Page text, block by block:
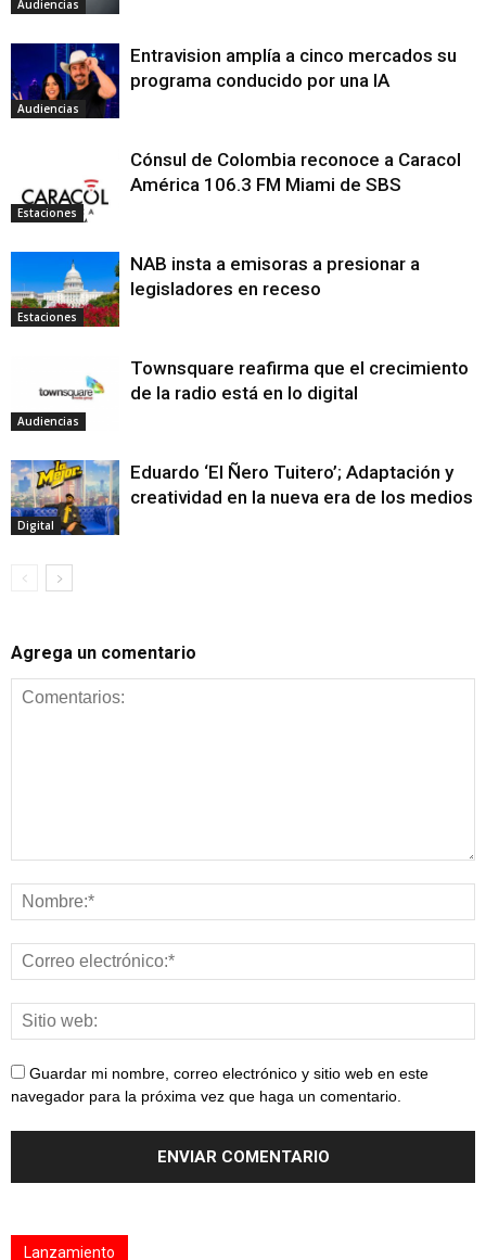
Audiencias
Audiencias
Entravision amplía a cinco mercados su
programa conducido por una IA
Estaciones
Cónsul de Colombia reconoce a Caracol
América 106.3 FM Miami de SBS
Estaciones
NAB insta a emisoras a presionar a
legisladores en receso
Audiencias
Townsquare reafirma que el crecimiento
de la radio está en lo digital
Digital
Eduardo ‘El Ñero Tuitero’; Adaptación y
creatividad en la nueva era de los medios
Agrega un comentario
Guardar mi nombre, correo electrónico y sitio web en este
navegador para la próxima vez que haga un comentario.
Lanzamiento